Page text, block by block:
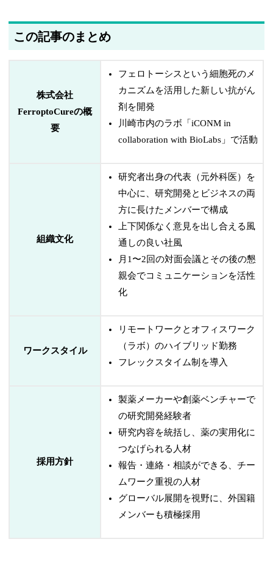
この記事のまとめ
株式会社
FerroptoCureの概
要
フェロトーシスという細胞死のメ
カニズムを活用した新しい抗がん
剤を開発
川崎市内のラボ「iCONM in
collaboration with BioLabs」で活動
組織文化
研究者出身の代表（元外科医）を
中心に、研究開発とビジネスの両
方に長けたメンバーで構成
上下関係なく意見を出し合える風
通しの良い社風
月1〜2回の対面会議とその後の懇
親会でコミュニケーションを活性
化
ワークスタイル
リモートワークとオフィスワーク
（ラボ）のハイブリッド勤務
フレックスタイム制を導入
採用方針
製薬メーカーや創薬ベンチャーで
の研究開発経験者
研究内容を統括し、薬の実用化に
つなげられる人材
報告・連絡・相談ができる、チー
ムワーク重視の人材
グローバル展開を視野に、外国籍
メンバーも積極採用